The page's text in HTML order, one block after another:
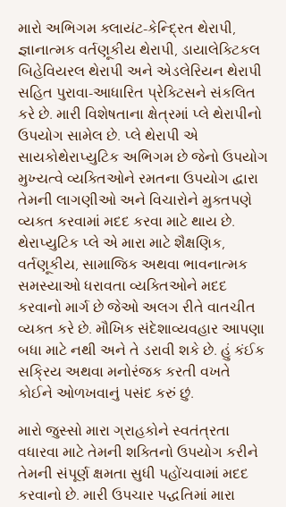
મારો અભિગમ ક્લાયંટ-કેન્દ્રિત થેરાપી,
જ્ઞાનાત્મક વર્તણૂકીય થેરાપી, ડાયાલેક્ટિકલ
બિહેવિયરલ થેરાપી અને એડલેરિયન થેરાપી
સહિત પુરાવા-આધારિત પ્રેક્ટિસને સંકલિત
કરે છે. મારી વિશેષતાના ક્ષેત્રમાં પ્લે થેરાપીનો
ઉપયોગ સામેલ છે. પ્લે થેરાપી એ
સાયકોથેરાપ્યુટિક અભિગમ છે જેનો ઉપયોગ
મુખ્યત્વે વ્યક્તિઓને રમતના ઉપયોગ દ્વારા
તેમની લાગણીઓ અને વિચારોને મુક્તપણે
વ્યક્ત કરવામાં મદદ કરવા માટે થાય છે.
થેરાપ્યુટિક પ્લે એ મારા માટે શૈક્ષણિક,
વર્તણૂકીય, સામાજિક અથવા ભાવનાત્મક
સમસ્યાઓ ધરાવતા વ્યક્તિઓને મદદ
કરવાનો માર્ગ છે જેઓ અલગ રીતે વાતચીત
વ્યક્ત કરે છે. મૌખિક સંદેશાવ્યવહાર આપણા
બધા માટે નથી અને તે ડરાવી શકે છે. હું કંઈક
સક્રિય અથવા મનોરંજક કરતી વખતે
કોઈને ઓળખવાનું પસંદ કરું છું.
મારો જુસ્સો મારા ગ્રાહકોને સ્વતંત્રતા
વધારવા માટે તેમની શક્તિનો ઉપયોગ કરીને
તેમની સંપૂર્ણ ક્ષમતા સુધી પહોંચવામાં મદદ
કરવાનો છે. મારી ઉપચાર પદ્ધતિમાં મારા